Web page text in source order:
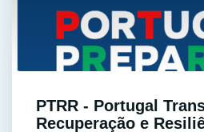
PTRR - Portugal
Recuperação e